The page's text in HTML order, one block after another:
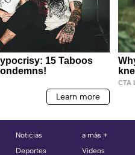
Noticias
Deportes
a más +
Videos